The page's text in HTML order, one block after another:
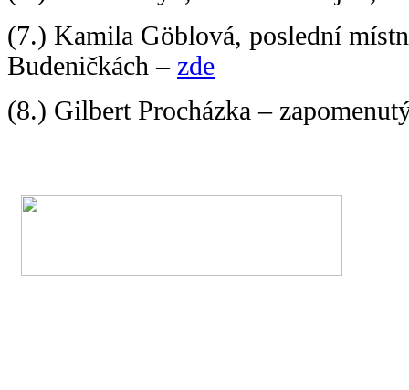
(7.) Kamila Göblová, poslední
Budeničkách – zde
(8.) Gilbert Procházka –